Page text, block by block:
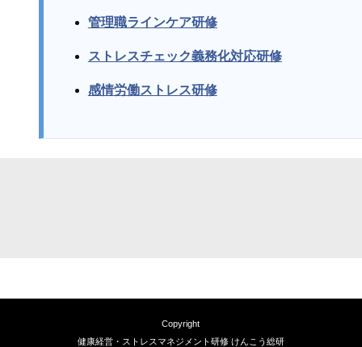
管理職ラインケア研修
ストレスチェック義務化対応研修
感情労働ストレス研修
Copyright
健康経営・ストレスマネジメント研修 けんこう総研